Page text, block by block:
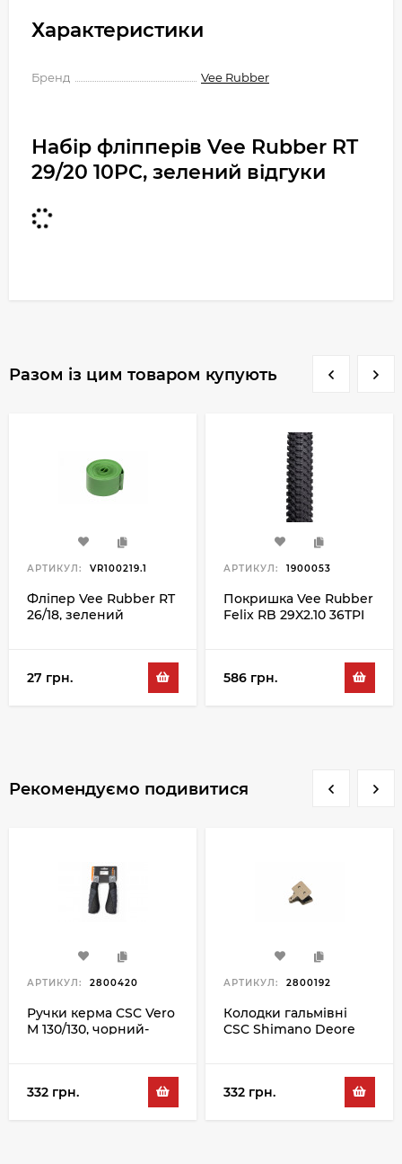
Характеристики
Бренд Vee Rubber
Набір фліпперів Vee Rubber RT
29/20 10PC, зелений відгуки
Разом із цим товаром купують
АРТИКУЛ: VR100219.1
Фліпер Vee Rubber RT
26/18, зелений
27 грн.
АРТИКУЛ: 1900053
Покришка Vee Rubber
Felix RB 29X2.10 36TPI
586 грн.
Рекомендуємо подивитися
АРТИКУЛ: 2800420
Ручки керма CSC Vero
M 130/130, чорний-
332 грн.
АРТИКУЛ: 2800192
Колодки гальмівні
CSC Shimano Deore
332 грн.